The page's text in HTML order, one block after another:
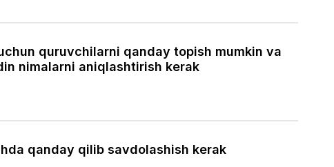
quruvchilarni qanday topish mumkin va
nimalarni aniqlashtirish kerak
qanday qilib savdolashish kerak